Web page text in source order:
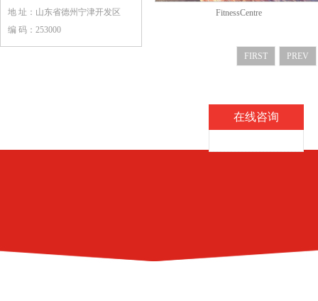
地 址：山东省德州宁津开发区
编 码：253000
FitnessCentre
FIRST PREV
在线咨询